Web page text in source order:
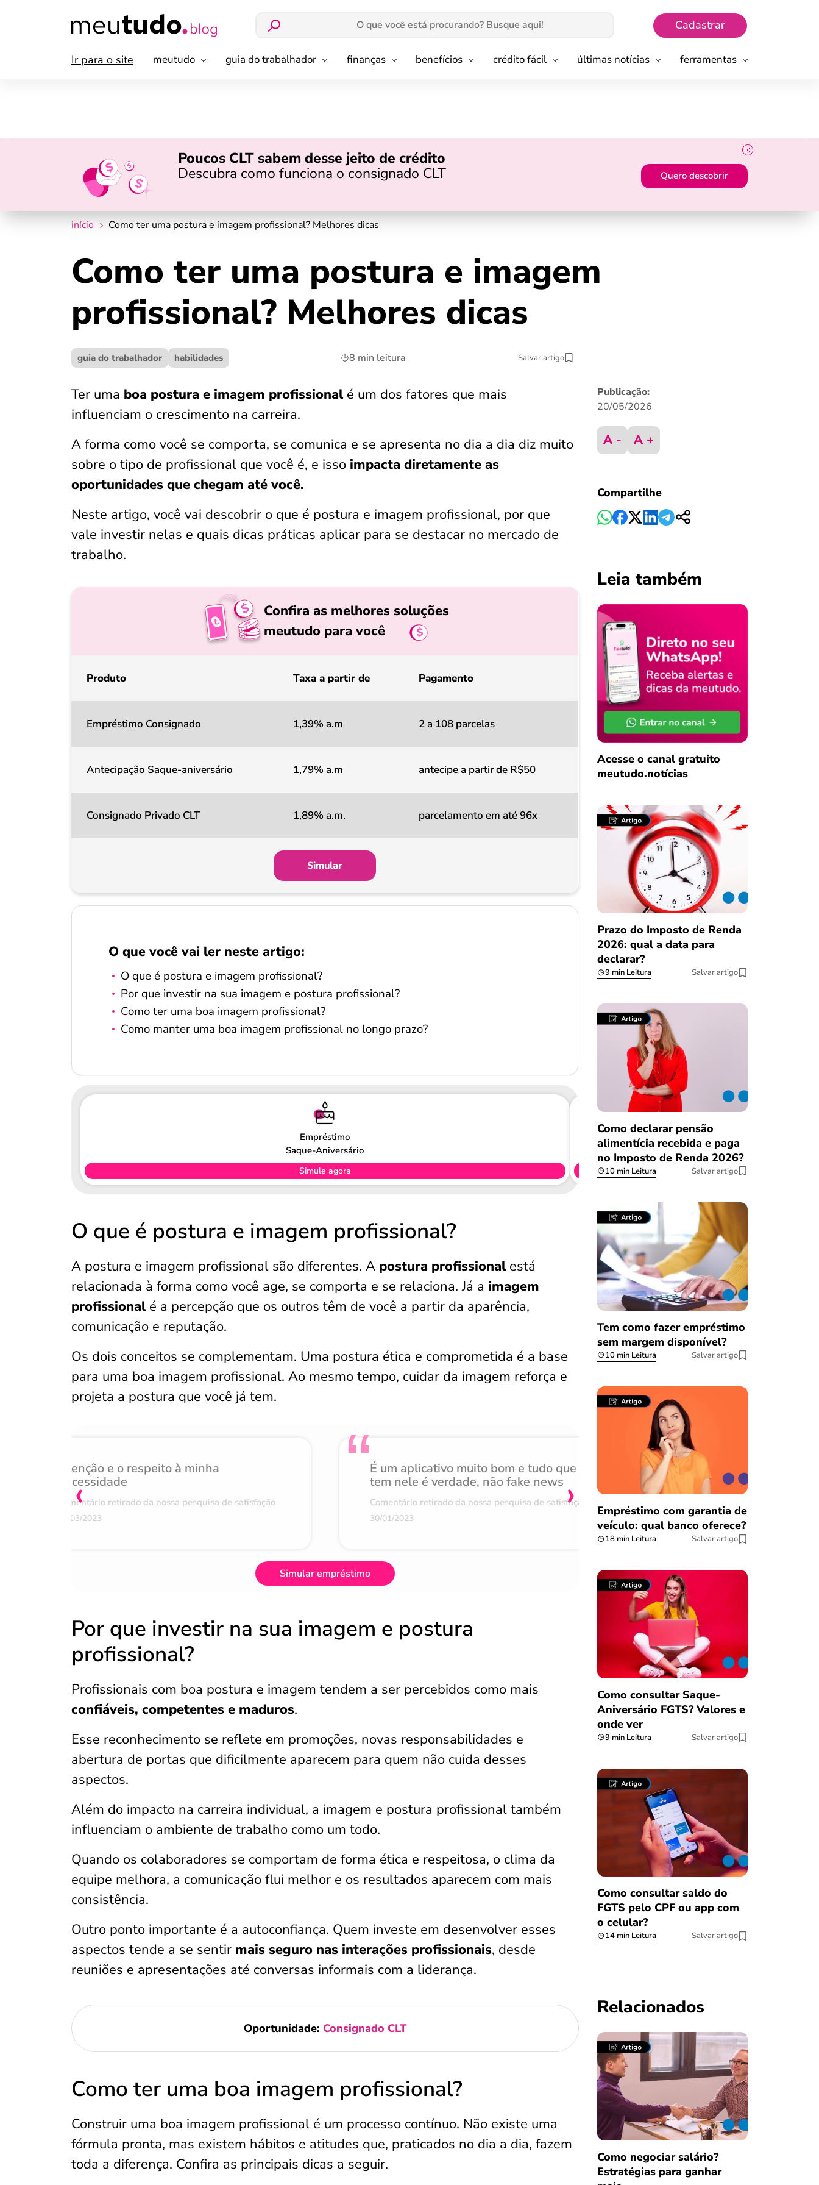
Cadastrar
Ir para o site meutudo guia do trabalhador finanças benefícios crédito fácil últimas notícias ferramentas
Poucos CLT sabem desse jeito de crédito
Descubra como funciona o consignado CLT
Quero descobrir
início Como ter uma postura e imagem profissional? Melhores dicas
Como ter uma postura e imagem
profissional? Melhores dicas
guia do trabalhador habilidades 8 min leitura Salvar artigo
Ter uma boa postura e imagem profissional é um dos fatores que mais
influenciam o crescimento na carreira.
A forma como você se comporta, se comunica e se apresenta no dia a dia diz muito
sobre o tipo de profissional que você é, e isso impacta diretamente as
oportunidades que chegam até você.
Neste artigo, você vai descobrir o que é postura e imagem profissional, por que
vale investir nelas e quais dicas práticas aplicar para se destacar no mercado de
trabalho.
Confira as melhores soluções
meutudo para você
Produto Taxa a partir de Pagamento
Empréstimo Consignado 1,39% a.m 2 a 108 parcelas
Antecipação Saque-aniversário 1,79% a.m antecipe a partir de R$50
Consignado Privado CLT 1,89% a.m. parcelamento em até 96x
Simular
O que você vai ler neste artigo:
O que é postura e imagem profissional?
Por que investir na sua imagem e postura profissional?
Como ter uma boa imagem profissional?
Como manter uma boa imagem profissional no longo prazo?
Empréstimo
Saque-Aniversário
Simule agora
O que é postura e imagem profissional?
A postura e imagem profissional são diferentes. A postura profissional está
relacionada à forma como você age, se comporta e se relaciona. Já a imagem
profissional é a percepção que os outros têm de você a partir da aparência,
comunicação e reputação.
Os dois conceitos se complementam. Uma postura ética e comprometida é a base
para uma boa imagem profissional. Ao mesmo tempo, cuidar da imagem reforça e
projeta a postura que você já tem.
Atenção e o respeito à minha
necessidade
Comentário retirado da nossa pesquisa de satisfação
07/03/2023
É um aplicativo muito bom e tudo que
tem nele é verdade, não fake news
Comentário retirado da nossa pesquisa de satisfação
30/01/2023
Achei muito rápido,
burocracia
08/03/2023
‹ ›
Simular empréstimo
Por que investir na sua imagem e postura
profissional?
Profissionais com boa postura e imagem tendem a ser percebidos como mais
confiáveis, competentes e maduros.
Esse reconhecimento se reflete em promoções, novas responsabilidades e
abertura de portas que dificilmente aparecem para quem não cuida desses
aspectos.
Além do impacto na carreira individual, a imagem e postura profissional também
influenciam o ambiente de trabalho como um todo.
Quando os colaboradores se comportam de forma ética e respeitosa, o clima da
equipe melhora, a comunicação flui melhor e os resultados aparecem com mais
consistência.
Outro ponto importante é a autoconfiança. Quem investe em desenvolver esses
aspectos tende a se sentir mais seguro nas interações profissionais, desde
reuniões e apresentações até conversas informais com a liderança.
Oportunidade: Consignado CLT
Como ter uma boa imagem profissional?
Construir uma boa imagem profissional é um processo contínuo. Não existe uma
fórmula pronta, mas existem hábitos e atitudes que, praticados no dia a dia, fazem
toda a diferença. Confira as principais dicas a seguir.
Publicação:
20/05/2026
A - A +
Compartilhe
Leia também
Acesse o canal gratuito
meutudo.notícias
Prazo do Imposto de Renda
2026: qual a data para
declarar?
9 min Leitura Salvar artigo
Como declarar pensão
alimentícia recebida e paga
no Imposto de Renda 2026?
10 min Leitura Salvar artigo
Tem como fazer empréstimo
sem margem disponível?
10 min Leitura Salvar artigo
Empréstimo com garantia de
veículo: qual banco oferece?
18 min Leitura Salvar artigo
Como consultar Saque-
Aniversário FGTS? Valores e
onde ver
9 min Leitura Salvar artigo
Como consultar saldo do
FGTS pelo CPF ou app com
o celular?
14 min Leitura Salvar artigo
Relacionados
Como negociar salário?
Estratégias para ganhar